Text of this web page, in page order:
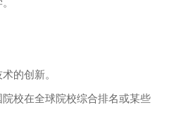
的创新。
校在全球院校综合排名或某些